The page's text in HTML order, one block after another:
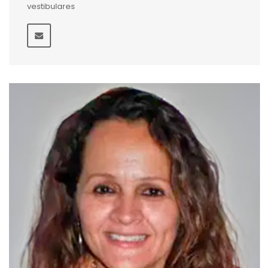
vestibulares